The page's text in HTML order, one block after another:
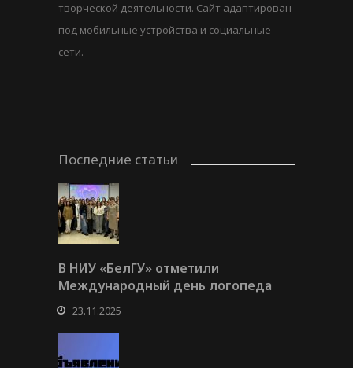
творческой деятельности. Сайт адаптирован
под мобильные устройства и социальные
сети.
Последние статьи
В НИУ «БелГУ» отметили
Международный день логопеда
23.11.2025